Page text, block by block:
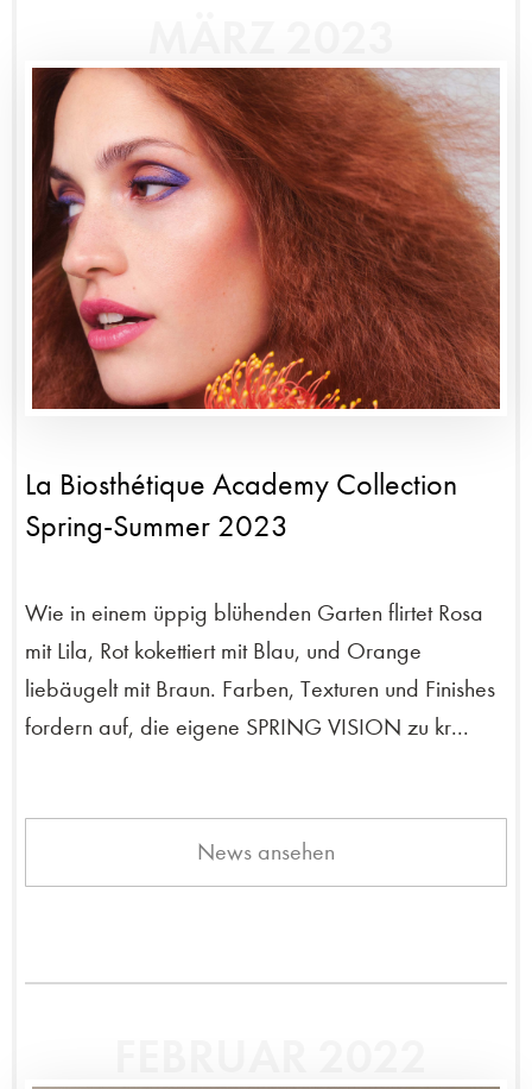
La Biosthétique Academy Collection
Spring-Summer 2023
Wie in einem üppig blühenden Garten flirtet Rosa
mit Lila, Rot kokettiert mit Blau, und Orange
liebäugelt mit Braun. Farben, Texturen und Finishes
fordern auf, die eigene SPRING VISION zu kr...
News ansehen